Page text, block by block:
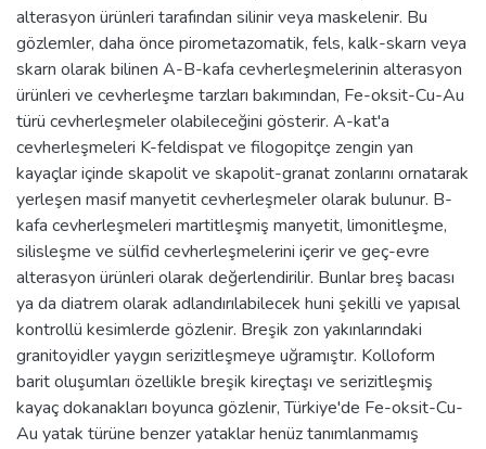
alterasyon ürünleri tarafından silinir veya maskelenir. Bu
gözlemler, daha önce pirometazomatik, fels, kalk-skarn veya
skarn olarak bilinen A-B-kafa cevherleşmelerinin alterasyon
ürünleri ve cevherleşme tarzları bakımından, Fe-oksit-Cu-Au
türü cevherleşmeler olabileceğini gösterir. A-kat'a
cevherleşmeleri K-feldispat ve filogopitçe zengin yan
kayaçlar içinde skapolit ve skapolit-granat zonlarını ornatarak
yerleşen masif manyetit cevherleşmeler olarak bulunur. B-
kafa cevherleşmeleri martitleşmiş manyetit, limonitleşme,
silisleşme ve sülfid cevherleşmelerini içerir ve geç-evre
alterasyon ürünleri olarak değerlendirilir. Bunlar breş bacası
ya da diatrem olarak adlandırılabilecek huni şekilli ve yapısal
kontrollü kesimlerde gözlenir. Breşik zon yakınlarındaki
granitoyidler yaygın serizitleşmeye uğramıştır. Kolloform
barit oluşumları özellikle breşik kireçtaşı ve serizitleşmiş
kayaç dokanakları boyunca gözlenir, Türkiye'de Fe-oksit-Cu-
Au yatak türüne benzer yataklar henüz tanımlanmamış